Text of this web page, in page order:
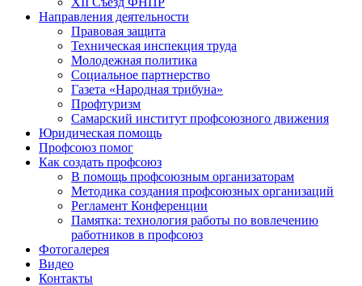
Направления деятельности
Правовая защита
Техническая инспекция труда
Молодежная политика
Социальное партнерство
Газета «Народная трибуна»
Профтуризм
Самарский институт профсоюзного движения
Юридическая помощь
Профсоюз помог
Как создать профсоюз
В помощь профсоюзным организаторам
Методика создания профсоюзных организаций
Регламент Конференции
Памятка: технология работы по вовлечению
работников в профсоюз
Фотогалерея
Видео
Контакты